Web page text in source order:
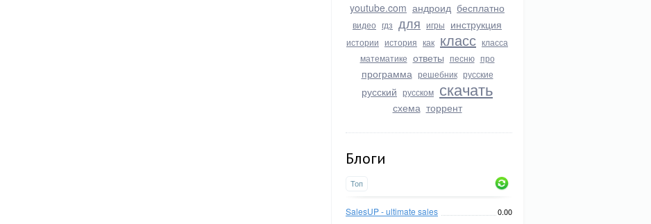
youtube.com андроид бесплатно
видео гдз для игры инструкция
истории история как класс класса
математике ответы песню про
программа решебник русские
русский русском скачать
схема торрент
Блоги
Топ
SalesUP - ultimate sales 0.00